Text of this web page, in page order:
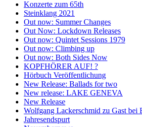
Konzerte zum 65th
Steinklang 2021
Out now: Summer Changes
Out Now: Lockdown Releases
Out now: Quintet Sessions 1979
Out now: Climbing up
Out now: Both Sides Now
KOPFHÖRER AUF! ?
Hörbuch Veröffentlichung
New Release: Ballads for two
New release: LAKE GENEVA
New Release
Wolfgang Lackerschmid zu Gast bei
Jahresendspurt